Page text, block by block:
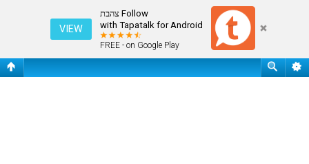
Follow צהבת
with Tapatalk for Android
FREE - on Google Play
VIEW
התחבר